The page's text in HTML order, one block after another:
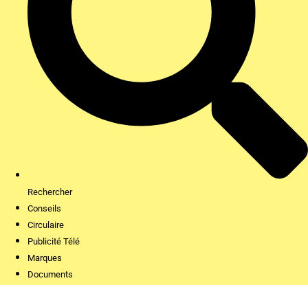
Rechercher
Conseils
Circulaire
Publicité Télé
Marques
Documents